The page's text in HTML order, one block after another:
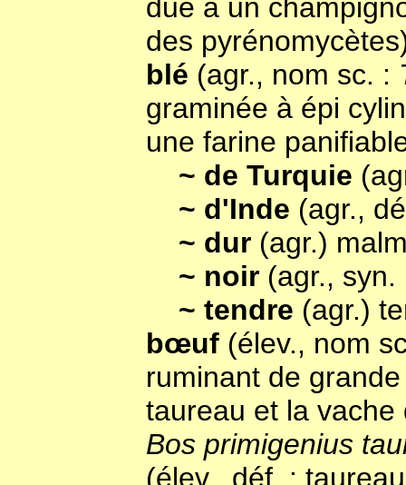
due à un
des
blé (agr., nom sc. :
graminée à épi
une farine
~ de Turquie
~ d'Inde (agr.,
~ dur (agr.)
~ noir (agr.,
~ tendre (agr.)
bœuf (élev., nom
ruminant de
taureau et la
Bos primigenius
(élev., déf. :